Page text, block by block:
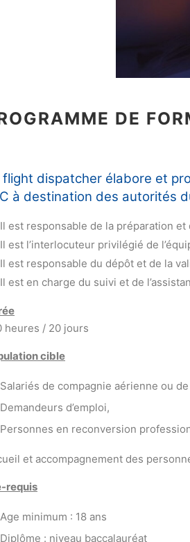
DE
flight dispatcher élabore et
à destination des autorités
Il est responsable de la préparation
Il est l’interlocuteur privilégié de
Il est responsable du dépôt et de la
Il est en charge du suivi et de
heures / 20 jours
cible
Salariés de compagnie aérienne ou
Demandeurs d’emploi,
Personnes en reconversion
et accompagnement des
requis
Age minimum : 18 ans
Diplôme : niveau baccalauréat